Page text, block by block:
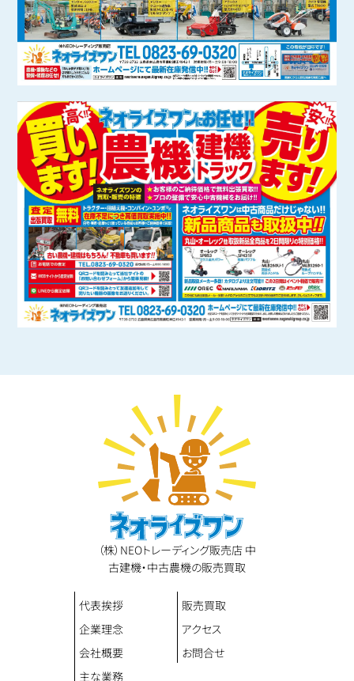
（株）NEOトレーディング販売店 中
古建機・中古農機の販売買取
代表挨拶
企業理念
会社概要
主な業務
販売買取
アクセス
お問合せ